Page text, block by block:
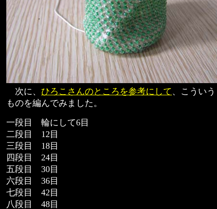
次に、 ひろこさんのところを参考にして 、こういう
ものを編んでみました。
一段目 輪にして6目
二段目 12目
三段目 18目
四段目 24目
五段目 30目
六段目 36目
七段目 42目
八段目 48目